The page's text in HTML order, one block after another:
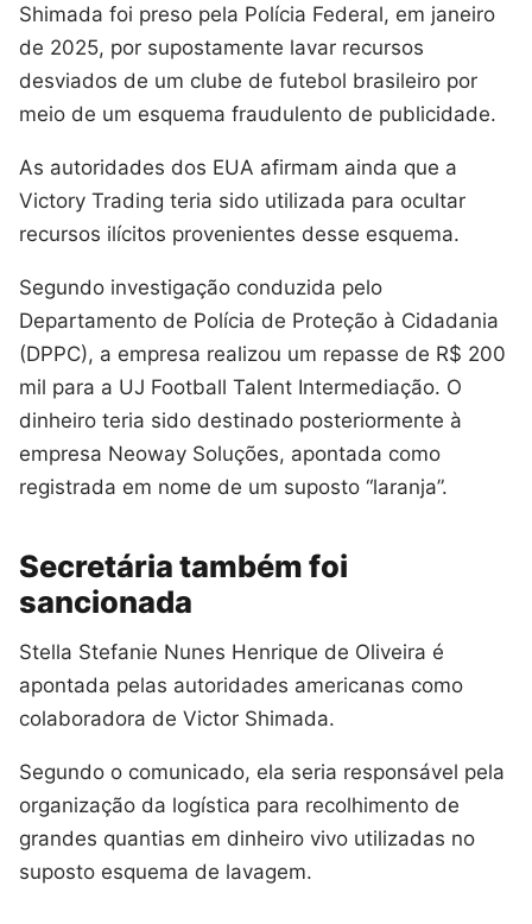
Shimada foi preso pela Polícia Federal, em janeiro
de 2025, por supostamente lavar recursos
desviados de um clube de futebol brasileiro por
meio de um esquema fraudulento de publicidade.
As autoridades dos EUA afirmam ainda que a
Victory Trading teria sido utilizada para ocultar
recursos ilícitos provenientes desse esquema.
Segundo investigação conduzida pelo
Departamento de Polícia de Proteção à Cidadania
(DPPC), a empresa realizou um repasse de R$ 200
mil para a UJ Football Talent Intermediação. O
dinheiro teria sido destinado posteriormente à
empresa Neoway Soluções, apontada como
registrada em nome de um suposto “laranja”.
Secretária também foi
sancionada
Stella Stefanie Nunes Henrique de Oliveira é
apontada pelas autoridades americanas como
colaboradora de Victor Shimada.
Segundo o comunicado, ela seria responsável pela
organização da logística para recolhimento de
grandes quantias em dinheiro vivo utilizadas no
suposto esquema de lavagem.